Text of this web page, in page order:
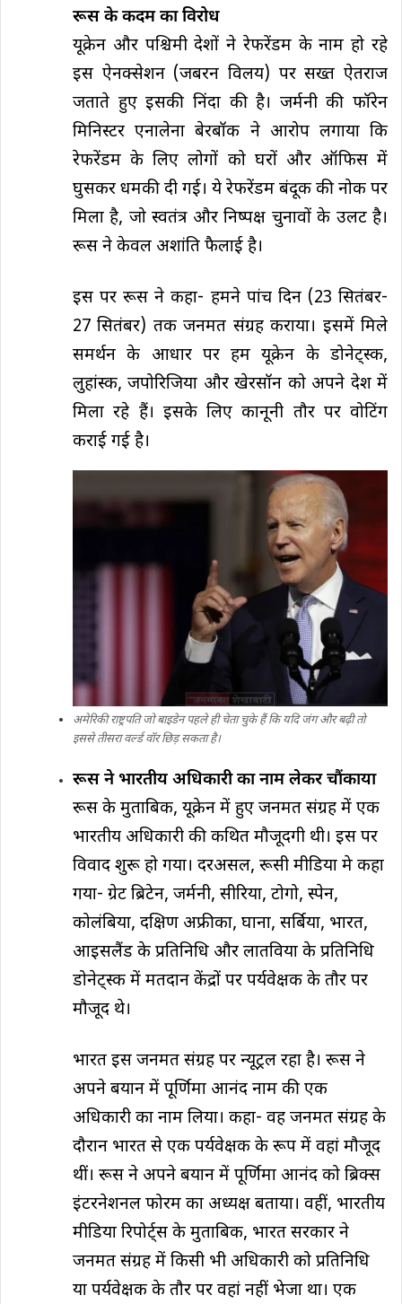
रूस के कदम का विरोध
यूक्रेन और पश्चिमी देशों ने रेफरेंडम के नाम हो रहे
इस ऐनक्सेशन (जबरन विलय) पर सख्त ऐतराज
जताते हुए इसकी निंदा की है। जर्मनी की फॉरेन
मिनिस्टर एनालेना बेरबॉक ने आरोप लगाया कि
रेफरेंडम के लिए लोगों को घरों और ऑफिस में
घुसकर धमकी दी गई। ये रेफरेंडम बंदूक की नोक पर
मिला है, जो स्वतंत्र और निष्पक्ष चुनावों के उलट है।
रूस ने केवल अशांति फैलाई है।
इस पर रूस ने कहा- हमने पांच दिन (23 सितंबर-
27 सितंबर) तक​​​​​​ जनमत संग्रह कराया। इसमें मिले
समर्थन के आधार पर हम यूक्रेन के डोनेट्स्क,
लुहांस्क, जपोरिजिया और खेरसॉन को अपने देश में
मिला रहे हैं। इसके लिए कानूनी तौर पर वोटिंग
कराई गई है।
अमेरिकी राष्ट्रपति जो बाइडेन पहले ही चेता चुके हैं कि यदि जंग और बढ़ी तो
इससे तीसरा वर्ल्ड वॉर छिड़ सकता है।
रूस ने भारतीय अधिकारी का नाम लेकर चौंकाया
रूस के मुताबिक, यूक्रेन में हुए जनमत संग्रह में एक
भारतीय अधिकारी की कथित मौजूदगी थी। इस पर
विवाद शुरू हो गया। दरअसल, रूसी मीडिया मे कहा
गया- ग्रेट ब्रिटेन, जर्मनी, सीरिया, टोगो, स्पेन,
कोलंबिया, दक्षिण अफ्रीका, घाना, सर्बिया, भारत,
आइसलैंड के प्रतिनिधि और लातविया के प्रतिनिधि
डोनेट्स्क में मतदान केंद्रों पर पर्यवेक्षक के तौर पर
मौजूद थे।
भारत इस जनमत संग्रह पर न्यूट्रल रहा है। रूस ने
अपने बयान में पूर्णिमा आनंद नाम की एक
अधिकारी का नाम लिया। कहा- वह जनमत संग्रह के
दौरान भारत से एक पर्यवेक्षक के रूप में वहां मौजूद
थीं। रूस ने अपने बयान में पूर्णिमा आनंद को ब्रिक्स
इंटरनेशनल फोरम का अध्यक्ष बताया। वहीं, भारतीय
मीडिया रिपोर्ट्स के मुताबिक, भारत सरकार ने
जनमत संग्रह में किसी भी अधिकारी को प्रतिनिधि
या पर्यवेक्षक के तौर पर वहां नहीं भेजा था। एक